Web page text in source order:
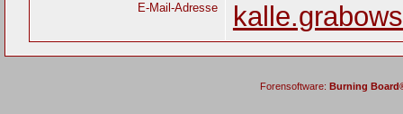
E-Mail-Adresse
Forensoftware: Burning